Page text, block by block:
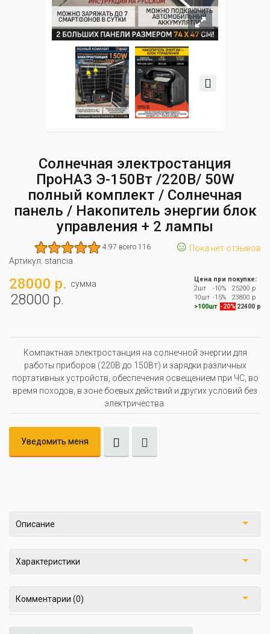
Солнечная электростанция
ПроНАЗ Э-150Вт /220В/ 50W
полный комплект / Солнечная
панель / Накопитель энергии блок
управления + 2 лампы
4.97 всего 116 ☺ Пока нет отзывов
Артикул: stancia
28000 р. сумма
28000 р.
Цена при покупке:
2шт
-10%
25200 р
10шт -15%
23800 р
>100шт -20% 22400 р
Компактная электростанция на солнечной энергии для
работы приборов (220В до 150Вт) и зарядки различных
портативных устройств, обеспечения освещением при ЧС, во
время походов, в зоне боевых действий и других условий без
электричества.
Уведомить меня
Описание
Характеристики
Комментарии (0)